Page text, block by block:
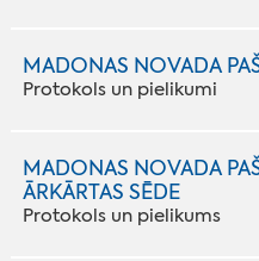
MADONAS NOVADA
Protokols un pielikumi
MADONAS NOVADA
ĀRKĀRTAS SĒDE
Protokols un pielikums